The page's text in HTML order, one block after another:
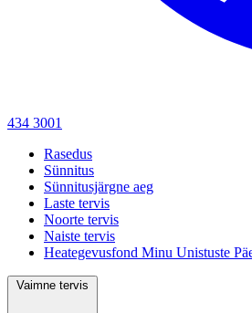
434 3001
Rasedus
Sünnitus
Sünnitusjärgne aeg
Laste tervis
Noorte tervis
Naiste tervis
Heategevusfond Minu Unistuste
Vaimne tervis